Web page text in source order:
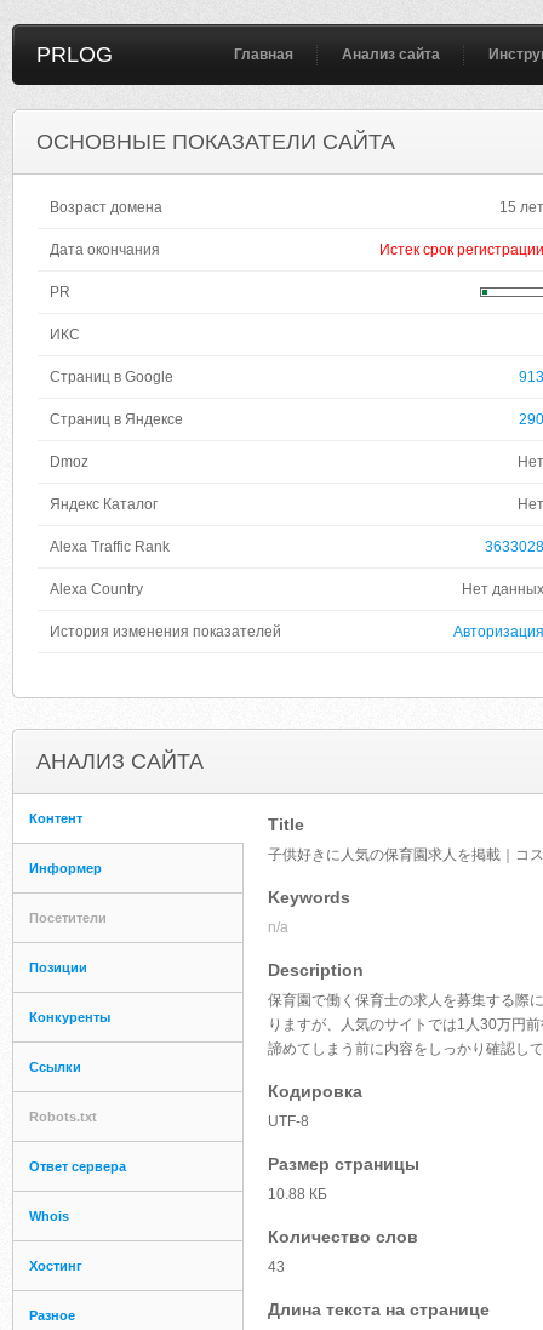
PRLOG Главная Анализ сайта
ОСНОВНЫЕ ПОКАЗАТЕЛИ САЙТА
Возраст домена 15 лет
Дата окончания Истек срок регистрации
PR
ИКС
Страниц в Google 913
Страниц в Яндексе 290
Dmoz Нет
Яндекс Каталог Нет
Alexa Traffic Rank 3633028
Alexa Country Нет данных
История изменения показателей Авторизация
АНАЛИЗ САЙТА
Контент
Информер
Посетители
Позиции
Конкуренты
Ссылки
Robots.txt
Ответ сервера
Whois
Хостинг
Разное
Title
子供好きに人気の保育園求人を掲載｜コ
Keywords
n/a
Description
保育園で働く保育士の求人を募集する際
りますが、人気のサイトでは1人30万円
諦めてしまう前に内容をしっかり確認し
Кодировка
UTF-8
Размер страницы
10.88 КБ
Количество слов
43
Длина текста на странице